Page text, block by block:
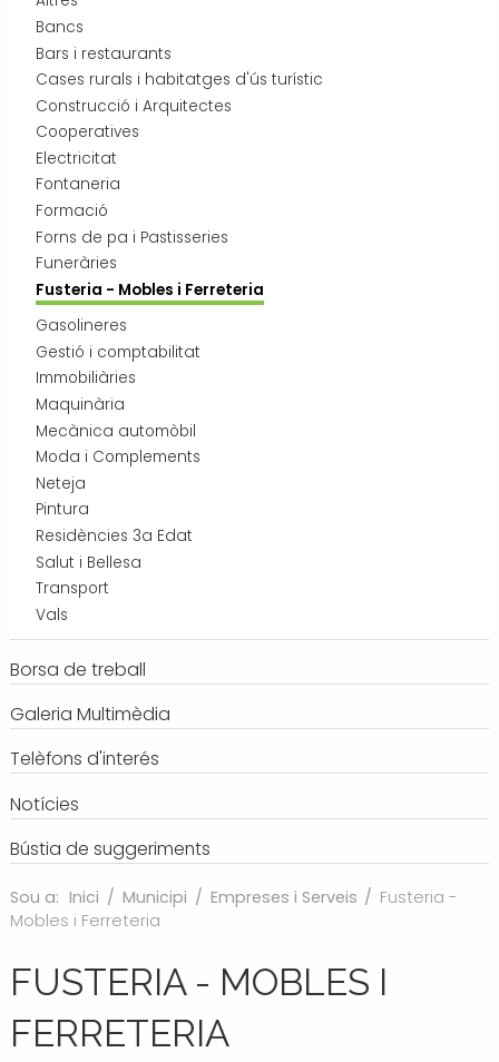
Transport i mobilitat
Bancs
Bars i restaurants
Cases rurals i habitatges d'ús turístic
Construcció i Arquitectes
Cooperatives
Electricitat
Fontaneria
Formació
Forns de pa i Pastisseries
Funeràries
Fusteria - Mobles i Ferreteria
Gasolineres
Gestió i comptabilitat
Immobiliàries
Maquinària
Mecànica automòbil
Moda i Complements
Neteja
Pintura
Residències 3a Edat
Salut i Bellesa
Transport
Vals
Borsa de treball
Galeria Multimèdia
Telèfons d'interés
Notícies
Bústia de suggeriments
Sou a: Inici / Municipi / Empreses i Serveis / Fusteria -
Mobles i Ferreteria
FUSTERIA - MOBLES I
FERRETERIA